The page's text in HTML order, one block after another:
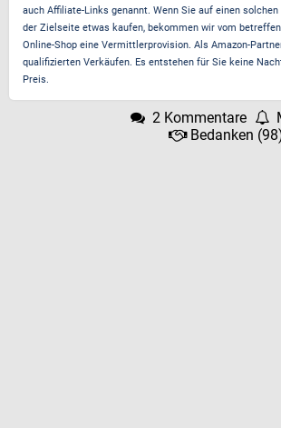
auch Affiliate-Links genannt. Wenn Sie auf einen
der Zielseite etwas kaufen, bekommen wir vom
Online-Shop eine Vermittlerprovision. Als Amazon-
qualifizierten Verkäufen. Es entstehen für Sie keine
Preis.
2 Kommentare
Bedanken (98